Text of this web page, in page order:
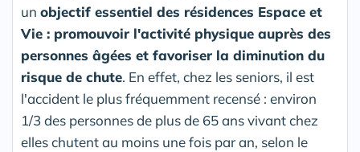
un objectif essentiel des résidences Espace et
Vie : promouvoir l'activité physique auprès des
personnes âgées et favoriser la diminution du
risque de chute. En effet, chez les seniors, il est
l'accident le plus fréquemment recensé : environ
1/3 des personnes de plus de 65 ans vivant chez
elles chutent au moins une fois par an, selon le